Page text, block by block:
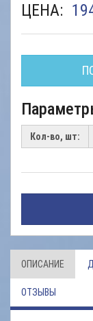
ЦЕНА:
Кол-во, шт:
ОПИСАНИЕ
ОТЗЫВЫ